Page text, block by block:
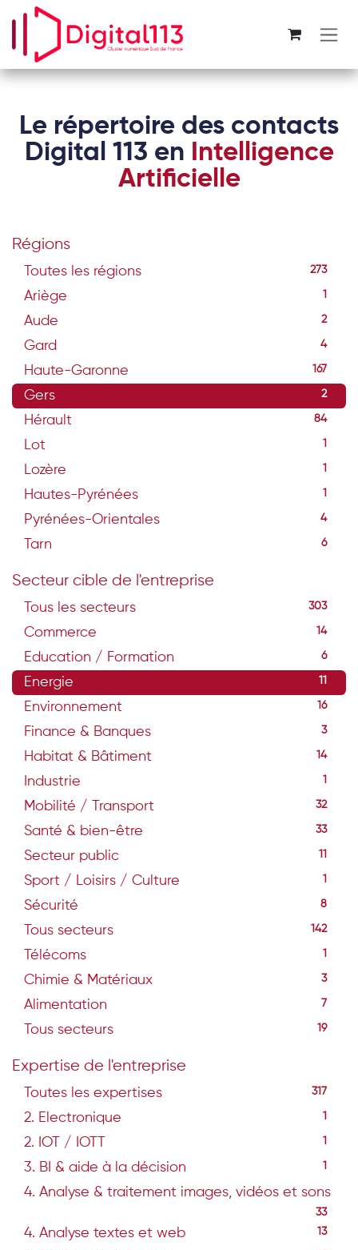
Se rendre au contenu
Le répertoire des contacts
Digital 113 en Intelligence
Artificielle
Régions
Toutes les régions 273
Ariège 1
Aude 2
Gard 4
Haute-Garonne 167
Gers 2
Hérault 84
Lot 1
Lozère 1
Hautes-Pyrénées 1
Pyrénées-Orientales 4
Tarn 6
Secteur cible de l'entreprise
Tous les secteurs 303
Commerce 14
Education / Formation 6
Energie 11
Environnement 16
Finance & Banques 3
Habitat & Bâtiment 14
Industrie 1
Mobilité / Transport 32
Santé & bien-être 33
Secteur public 11
Sport / Loisirs / Culture 1
Sécurité 8
Tous secteurs 142
Télécoms 1
Chimie & Matériaux 3
Alimentation 7
Tous secteurs 19
Expertise de l'entreprise
Toutes les expertises 317
2. Electronique 1
2. IOT / IOTT 1
3. BI & aide à la décision 1
4. Analyse & traitement images, vidéos et sons
33
4. Analyse textes et web 13